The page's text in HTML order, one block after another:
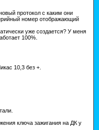
протокол с каким они
номер отображающий
уже создается? У меня
100%.
10,3 без +.
ключа зажигания на ДК у